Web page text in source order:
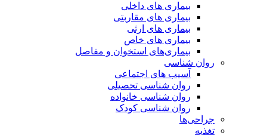
بیماری های داخلی
بیماری های مقاربتی
بیماری های ارثی
بیماری های خاص
بیماری‌های استخوان و مفاصل
روان شناسی
آسیب های اجتماعی
روان شناسی تحصیلی
روان شناسی خانواده
روان شناسی کودک
جراحی‌ها
تغذیه